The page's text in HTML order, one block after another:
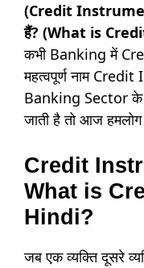
(Credit
हैं? (What is
कभी Banking में
महत्वपूर्ण नाम
Banking Sector के
जाती है तो आज
Credit
What is
Hindi?
जब एक व्यक्ति दूसरे